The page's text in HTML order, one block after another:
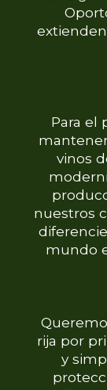
Para el
vinos
nuestros
mundo
rija por
y